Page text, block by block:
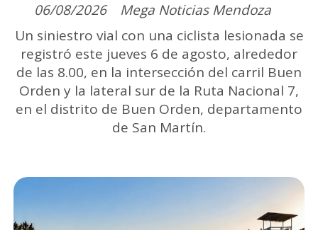
Mega Noticias Mendoza
06/08/2026
Un siniestro vial con una ciclista lesionada se
registró este jueves 6 de agosto, alrededor
de las 8.00, en la intersección del carril Buen
Orden y la lateral sur de la Ruta Nacional 7,
en el distrito de Buen Orden, departamento
de San Martín.